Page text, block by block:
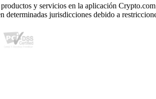
y servicios en la aplicación
determinadas jurisdicciones debido a